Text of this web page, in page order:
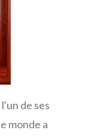
de ses
monde a